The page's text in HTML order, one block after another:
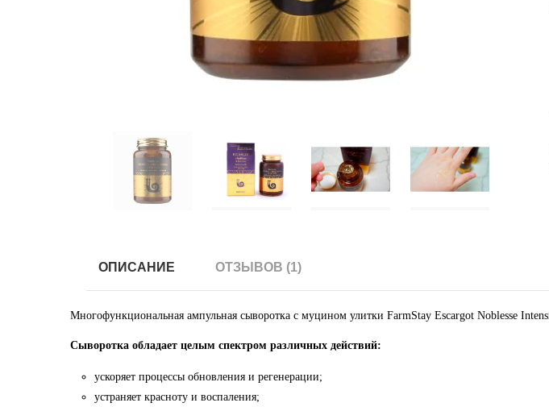
ОПИСАНИЕ ОТЗЫВОВ (1)
Многофункциональная ампульная сыворотка с муцином улитки FarmStay Escargot Noblesse
Сыворотка обладает целым спектром различных действий:
ускоряет процессы обновления и регенерации;
устраняет красноту и воспаления;